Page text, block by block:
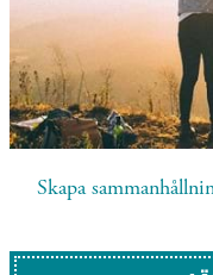
Skapa